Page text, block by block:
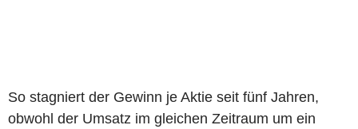
So stagniert der Gewinn je Aktie seit fünf Jahren,
obwohl der Umsatz im gleichen Zeitraum um ein